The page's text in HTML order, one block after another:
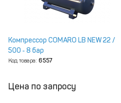
Компрессор COMARO LB NEW 22 /
500 ‑ 8 бар
Код товара: 6557
Цена по запросу